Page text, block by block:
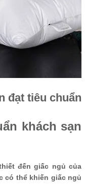
đạt tiêu chuẩn
khách sạn
đến giấc ngủ của
có thể khiến giấc ngủ